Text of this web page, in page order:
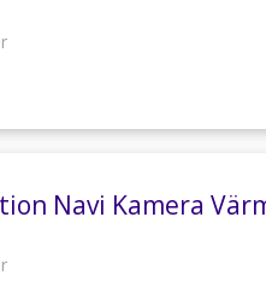
Navi Kamera